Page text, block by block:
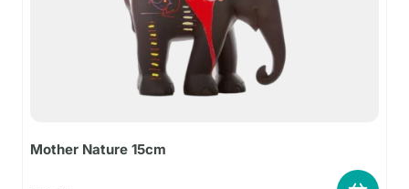
Mother Nature 15cm